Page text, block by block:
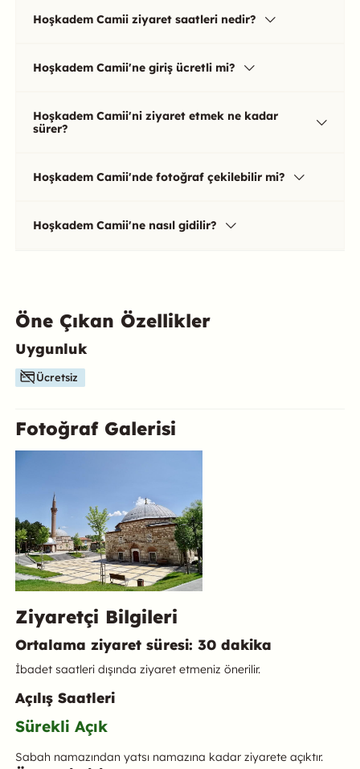
Hoşkadem Camii ziyaret saatleri nedir?
Hoşkadem Camii'ne giriş ücretli mi?
Hoşkadem Camii'ni ziyaret etmek ne kadar
sürer?
Hoşkadem Camii'nde fotoğraf çekilebilir mi?
Hoşkadem Camii'ne nasıl gidilir?
Öne Çıkan Özellikler
Bu mekanın öne çıkan özelliklerini aşağıda bulabilirsiniz.
Uygunluk
Ücretsiz
Fotoğraf Galerisi
Ziyaretçi Bilgileri
Ortalama ziyaret süresi: 30 dakika
İbadet saatleri dışında ziyaret etmeniz önerilir.
Açılış Saatleri
Sürekli Açık
Sabah namazından yatsı namazına kadar ziyarete açıktır.